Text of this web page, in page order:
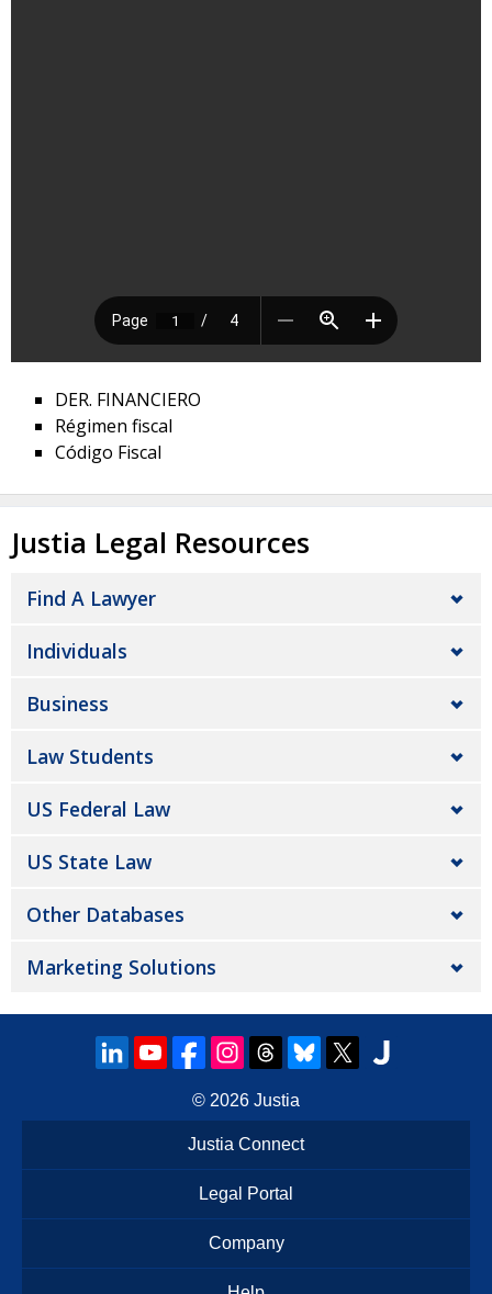
DER. FINANCIERO
Régimen fiscal
Código Fiscal
Justia Legal Resources
Find A Lawyer
Individuals
Business
Law Students
US Federal Law
US State Law
Other Databases
Marketing Solutions
© 2026 Justia
Justia Connect
Legal Portal
Company